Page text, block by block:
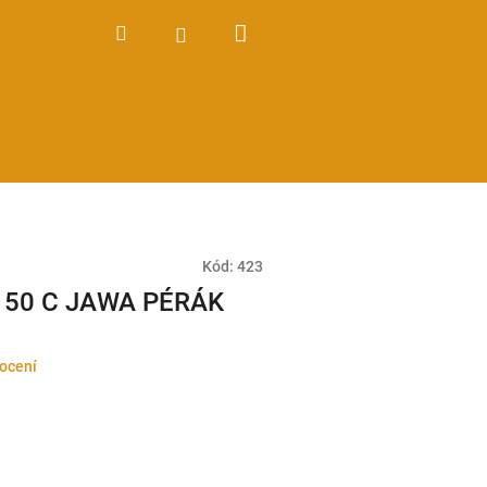
Hledat Přihlášení
Kód: 423
C JAWA PÉRÁK